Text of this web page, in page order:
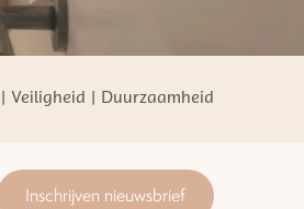
Veiligheid | Duurzaamheid
Inschrijven nieuwsbrief